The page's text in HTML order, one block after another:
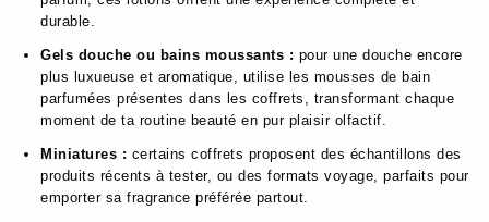
durable.
Gels douche ou bains moussants : pour une douche encore
plus luxueuse et aromatique, utilise les mousses de bain
parfumées présentes dans les coffrets, transformant chaque
moment de ta routine beauté en pur plaisir olfactif.
Miniatures : certains coffrets proposent des échantillons des
produits récents à tester, ou des formats voyage, parfaits pour
emporter sa fragrance préférée partout.